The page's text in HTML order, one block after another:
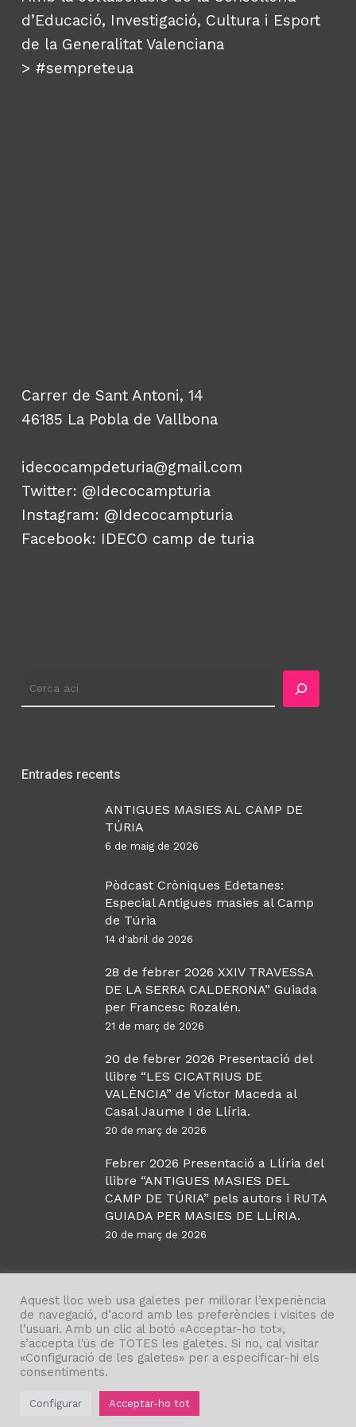
d’Educació, Investigació, Cultura i Esport
de la Generalitat Valenciana
> #sempreteua
Carrer de Sant Antoni, 14
46185 La Pobla de Vallbona
idecocampdeturia@gmail.com
Twitter: @Idecocampturia
Instagram: @Idecocampturia
Facebook: IDECO camp de turia
Cercador
Entrades recents
ANTIGUES MASIES AL CAMP DE
TÚRIA
6 de maig de 2026
Pòdcast Cròniques Edetanes:
Especial Antigues masies al Camp
de Túria
14 d'abril de 2026
28 de febrer 2026 XXIV TRAVESSA
DE LA SERRA CALDERONA” Guiada
per Francesc Rozalén.
21 de març de 2026
20 de febrer 2026 Presentació del
llibre “LES CICATRIUS DE
VALÈNCIA” de Víctor Maceda al
Casal Jaume I de Llíria.
20 de març de 2026
Febrer 2026 Presentació a Llíria del
llibre “ANTIGUES MASIES DEL
CAMP DE TÚRIA” pels autors i RUTA
GUIADA PER MASIES DE LLÍRIA.
20 de març de 2026
©Institut d’Estudis Comarcals Camp de Túria, 2021.
Política de privadesa
facebook
Aquest lloc web usa galetes per millorar l’experiència
de navegació, d’acord amb les preferències i visites de
l’usuari. Amb un clic al botó «Acceptar-ho tot»,
s’accepta l'ús de TOTES les galetes. Si no, cal visitar
«Configuració de les galetes» per a especificar-hi els
consentiments.
Configurar Acceptar-ho tot